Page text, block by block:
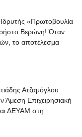
«Πρωτοβουλία
Βερώνη! Όταν
το αποτέλεσμα
Ατζαμόγλου
Άμεση Επιχειρησιακή
ΔΕΥΑΜ στη